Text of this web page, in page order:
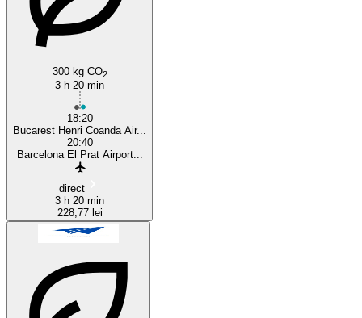
300 kg CO2
3 h 20 min
18:20
Bucarest Henri Coanda Air...
20:40
Barcelona El Prat Airport...
direct
3 h 20 min
228,77 lei